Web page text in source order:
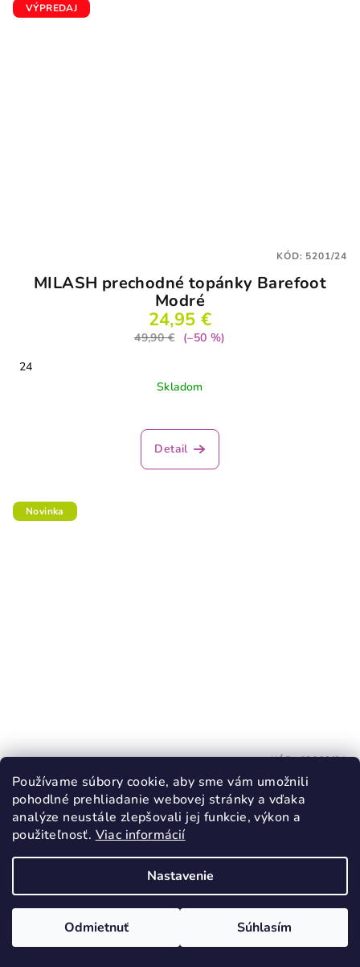
Používame súbory cookie, aby sme vám umožnili
pohodlné prehliadanie webovej stránky a vďaka
analýze neustále zlepšovali jej funkcie, výkon a
použiteľnosť. Viac informácií
Nastavenie
Odmietnuť Súhlasím
VÝPREDAJ
MILASH prechodné topánky Barefoot
Modré
24,95 €
49,90 €
(–50 %)
24
Skladom
Detail
KÓD: 5201/24
Novinka
MILASH sieťované tenisky FUN SHOES
APRICOT PINK Barefoot
44,90 €
21 24 26 32
34
Skladom
KÓD:63663/21